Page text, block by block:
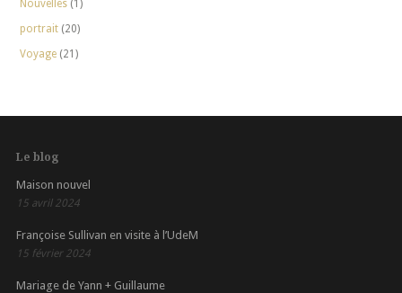
Nouvelles(1)
portrait(20)
Voyage(21)
Le blog
Maison nouvel
15 avril 2024
Françoise Sullivan en visite à l’UdeM
15 février 2024
Mariage de Yann + Guillaume